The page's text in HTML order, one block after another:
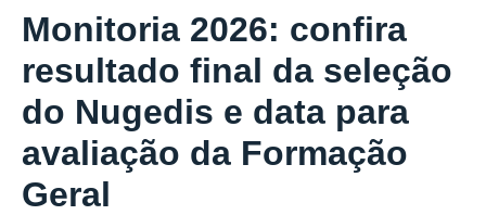
Monitoria 2026: confira
resultado final da seleção
do Nugedis e data para
avaliação da Formação
Geral